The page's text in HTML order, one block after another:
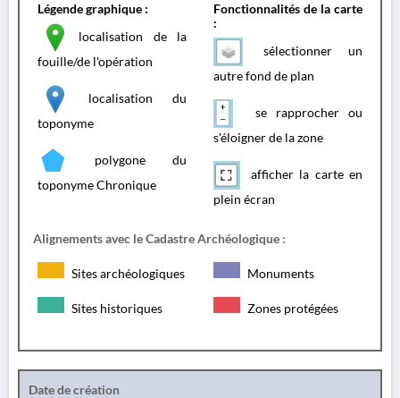
Légende graphique :
localisation de la
fouille/de l'opération
localisation du
toponyme
polygone du
toponyme Chronique
Fonctionnalités de la carte
:
sélectionner un
autre fond de plan
se rapprocher ou
s'éloigner de la zone
afficher la carte en
plein écran
Alignements avec le Cadastre Archéologique :
Sites archéologiques Monuments
Sites historiques Zones protégées
Date de création